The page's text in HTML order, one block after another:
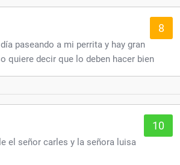
8
paseando a mi perrita y hay gran
quiere decir que lo deben hacer bien
10
el señor carles y la señora luisa